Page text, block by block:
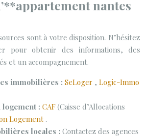
nantes
sont à votre disposition. N’hésitez
pour obtenir des informations, des
et un accompagnement.
immobilières : SeLoger , Logic-Immo
logement : CAF (Caisse d’Allocations
Logement .
locales : Contactez des agences